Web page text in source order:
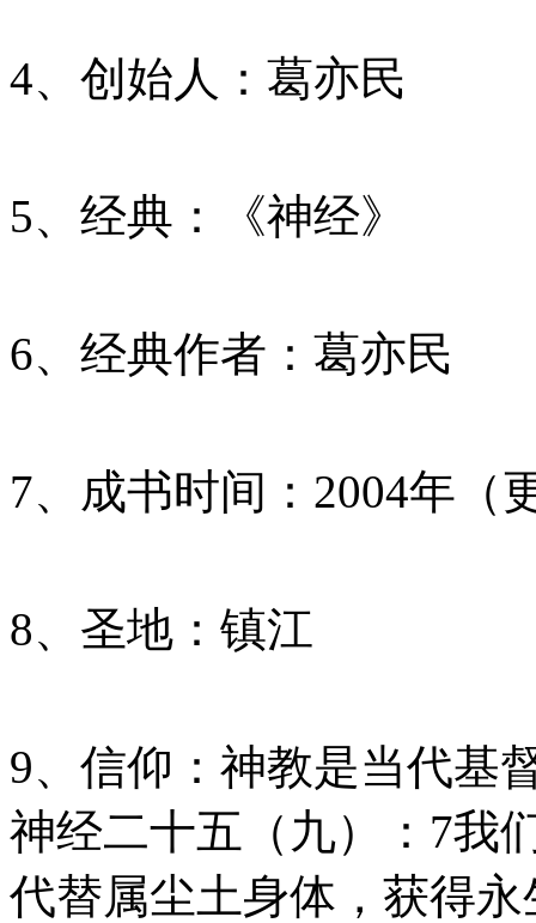
4、创始人：葛亦民
5、经典：《神经》
6、经典作者：葛亦民
7、成书时间：2004年（
8、圣地：镇江
9、信仰：神教是当代基
神经二十五（九）：7我
代替属尘土身体，获得